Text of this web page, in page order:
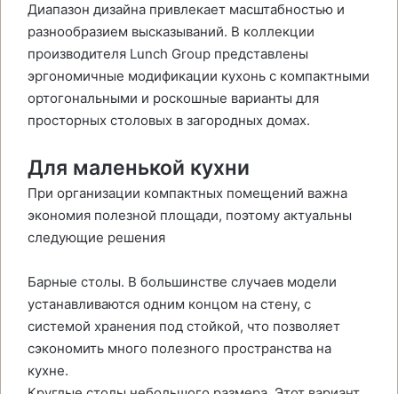
Диапазон дизайна привлекает масштабностью и
разнообразием высказываний. В коллекции
производителя Lunch Group представлены
эргономичные модификации кухонь с компактными
ортогональными и роскошные варианты для
просторных столовых в загородных домах.
Для маленькой кухни
При организации компактных помещений важна
экономия полезной площади, поэтому актуальны
следующие решения
Барные столы. В большинстве случаев модели
устанавливаются одним концом на стену, с
системой хранения под стойкой, что позволяет
сэкономить много полезного пространства на
кухне.